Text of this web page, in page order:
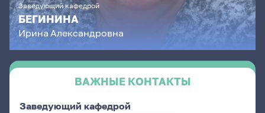
Заведующий кафедрой
БЕГИНИНА
Ирина Александровна
ВАЖНЫЕ КОНТАКТЫ
Заведующий кафедрой